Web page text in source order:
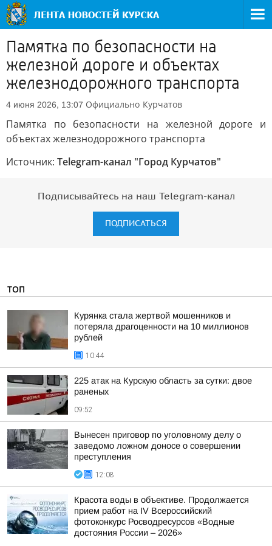
Памятка по безопасности на
железной дороге и объектах
железнодорожного транспорта
4 июня 2026, 13:07 Официально Курчатов
Памятка по безопасности на железной дороге и
объектах железнодорожного транспорта
Источник: Telegram-канал "Город Курчатов"
Подписывайтесь на наш Telegram-канал
ПОДПИСАТЬСЯ
ТОП
Курянка стала жертвой мошенников и
потеряла драгоценности на 10 миллионов
рублей
10:44
225 атак на Курскую область за сутки: двое
раненых
09:52
Вынесен приговор по уголовному делу о
заведомо ложном доносе о совершении
преступления
12:08
Красота воды в объективе. Продолжается
прием работ на IV Всероссийский
фотоконкурс Росводресурсов «Водные
достояния России – 2026»